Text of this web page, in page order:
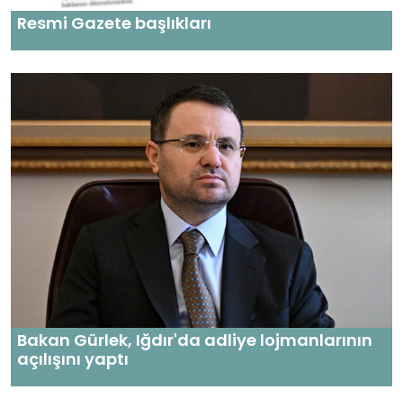
Resmi Gazete başlıkları
Bakan Gürlek, Iğdır'da adliye lojmanlarının
açılışını yaptı